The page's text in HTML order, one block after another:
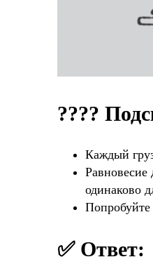
????
Каждый
Равновесие
одинаково
Попробуйте
✅ Ответ: